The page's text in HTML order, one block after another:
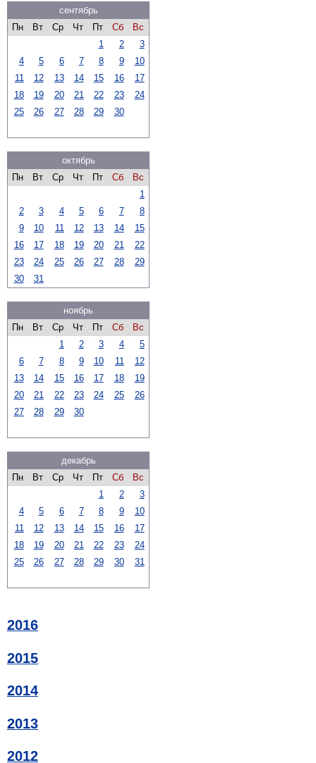
сентябрь
Пн
Вт Ср Чт Пт Сб
Вс
1
2
3
4
5 6 7 8 9
10
11
12 13 14 15 16
17
18
19 20 21 22 23
24
25
26 27 28 29 30
октябрь
Пн
Вт Ср Чт Пт Сб
Вс
1
2
3 4 5 6 7
8
9
10 11 12 13 14
15
16
17 18 19 20 21
22
23
24 25 26 27 28
29
30
31
ноябрь
Пн
Вт Ср Чт Пт Сб
Вс
1
2 3 4
5
6
7 8 9 10 11
12
13
14 15 16 17 18
19
20
21 22 23 24 25
26
27
28 29 30
декабрь
Пн
Вт Ср Чт Пт Сб
Вс
1
2
3
4
5 6 7 8 9
10
11
12 13 14 15 16
17
18
19 20 21 22 23
24
25
26 27 28 29 30 31
2016
2015
2014
2013
2012